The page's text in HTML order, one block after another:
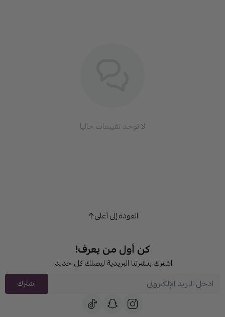
لا توجد تقييمات حاليا
العودة إلى أعلى
كن أول من يعرف!
اشترك بنشرتنا البريدية ليصلك كل جديد.
اشترك